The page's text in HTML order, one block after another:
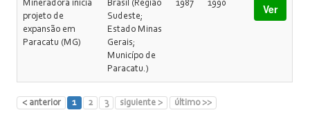
Mineradora inicia
projeto de
expansão em
Paracatu (MG)
Brasil (Região
Sudeste;
Estado Minas
Gerais;
Municípo de
Paracatu.)
1987 1990 Ver
< anterior 1 2 3 siguiente > último >>